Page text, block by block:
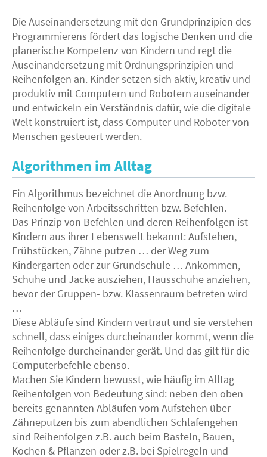
Die Auseinandersetzung mit den Grundprinzipien des
Programmierens fördert das logische Denken und die
planerische Kompetenz von Kindern und regt die
Auseinandersetzung mit Ordnungsprinzipien und
Reihenfolgen an. Kinder setzen sich aktiv, kreativ und
produktiv mit Computern und Robotern auseinander
und entwickeln ein Verständnis dafür, wie die digitale
Welt konstruiert ist, dass Computer und Roboter von
Menschen gesteuert werden.
Algorithmen im Alltag
Ein Algorithmus bezeichnet die Anordnung bzw.
Reihenfolge von Arbeitsschritten bzw. Befehlen.
Das Prinzip von Befehlen und deren Reihenfolgen ist
Kindern aus ihrer Lebenswelt bekannt: Aufstehen,
Frühstücken, Zähne putzen … der Weg zum
Kindergarten oder zur Grundschule … Ankommen,
Schuhe und Jacke ausziehen, Hausschuhe anziehen,
bevor der Gruppen- bzw. Klassenraum betreten wird
…
Diese Abläufe sind Kindern vertraut und sie verstehen
schnell, dass einiges durcheinander kommt, wenn die
Reihenfolge durcheinander gerät. Und das gilt für die
Computerbefehle ebenso.
Machen Sie Kindern bewusst, wie häufig im Alltag
Reihenfolgen von Bedeutung sind: neben den oben
bereits genannten Abläufen vom Aufstehen über
Zähneputzen bis zum abendlichen Schlafengehen
sind Reihenfolgen z.B. auch beim Basteln, Bauen,
Kochen & Pflanzen oder z.B. bei Spielregeln und